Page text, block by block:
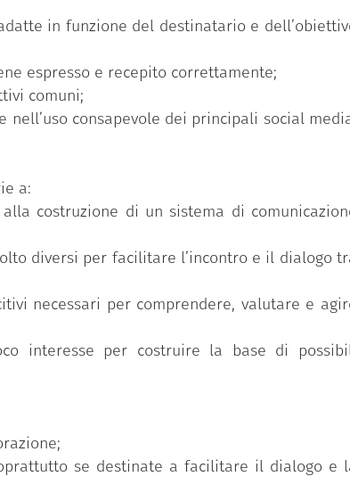
trasversali di facilitazione in contesti
grazie alla partecipazione al Training rivolto al
il titolo di “Facilitatore Digitale - Livello 3,
obiettivi (anche formativi) condivisi, ponendo
diverse generazioni.
in funzione del destinatario e
espresso e recepito correttamente;
comuni;
consapevole dei principali social
a:
costruzione di un sistema di
diversi per facilitare l’incontro e il dialogo
necessari per comprendere, valutare e
interesse per costruire la base di
se destinate a facilitare il dialogo e